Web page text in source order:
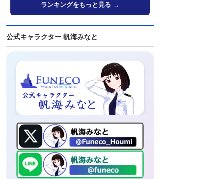
ランキングをもっと見る →
公式キャラクター 帆海みなと